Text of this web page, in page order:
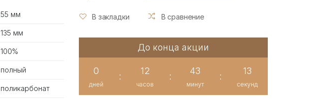
55 мм
135 мм
100%
полный
поликарбонат
В закладки В сравнение
До конца акции
0
дней
:
12
часов
:
43
минут
:
13
секунд